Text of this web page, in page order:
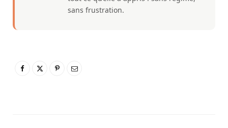
sans frustration.